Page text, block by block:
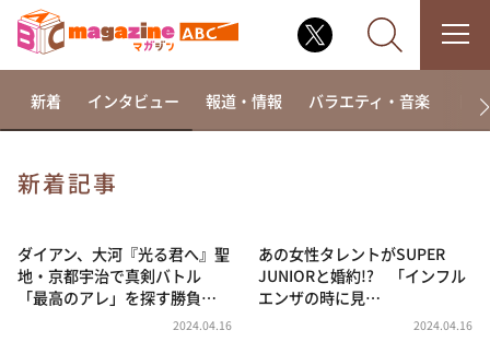
相席食堂
これ余談なんですけど・・・
～人生密着トークバラエティ！～ やすとものいたっ
新着 インタビュー 報道・情報 バラエティ・音楽 ド
新着記事
ダイアン、大河『光る君へ』聖
地・京都宇治で真剣バトル
「最高のアレ」を探す勝負…
2024.04.16
あの女性タレントがSUPER
JUNIORと婚約!? 「インフル
エンザの時に見…
2024.04.16